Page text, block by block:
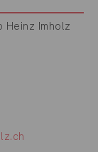
Heinz Imholz